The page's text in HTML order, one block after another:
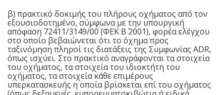
β) πρακτικό δοκιμής του πλήρους οχήματος από τον
εξουσιοδοτημένο, σύμφωνα με την υπουργική
απόφαση 72411/3149/00 (ΦΕΚ Β΄ 2001), φορέα ελέγχου
στο οποίο βεβαιώνεται ότι το όχημα προς
ταξινόμηση πληροί τις διατάξεις της Συμφωνίας ADR,
όπως ισχύει. Στο πρακτικό αναγράφονται τα στοιχεία
του οχήματος, τα στοιχεία του ιδιοκτήτη του
οχήματος, τα στοιχεία κάθε επιμέρους
υπερκατασκευής η οποία βρίσκεται επί του οχήματος